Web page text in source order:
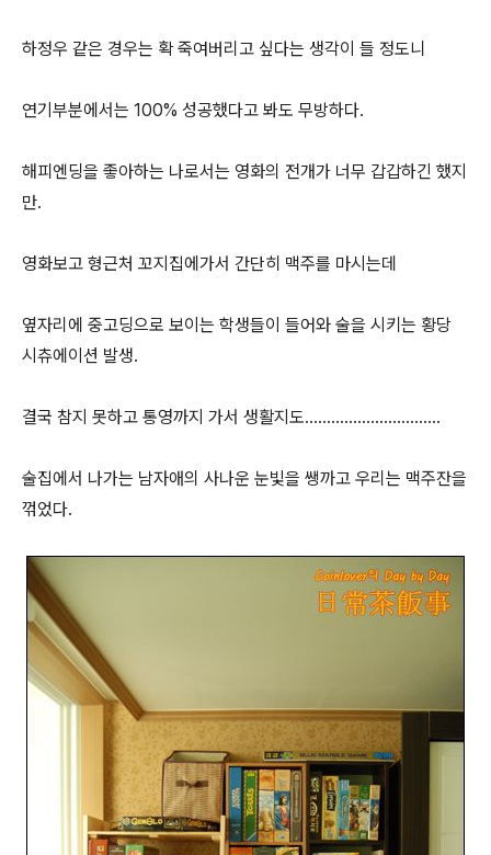
하정우 같은 경우는 확 죽여버리고 싶다는 생각이 들 정도니
연기부분에서는 100% 성공했다고 봐도 무방하다.
해피엔딩을 좋아하는 나로서는 영화의 전개가 너무 갑갑하긴 했지
만.
영화보고 형근처 꼬지집에가서 간단히 맥주를 마시는데
옆자리에 중고딩으로 보이는 학생들이 들어와 술을 시키는 황당
시츄에이션 발생.
결국 참지 못하고 통영까지 가서 생활지도...............................
술집에서 나가는 남자애의 사나운 눈빛을 쌩까고 우리는 맥주잔을
꺾었다.